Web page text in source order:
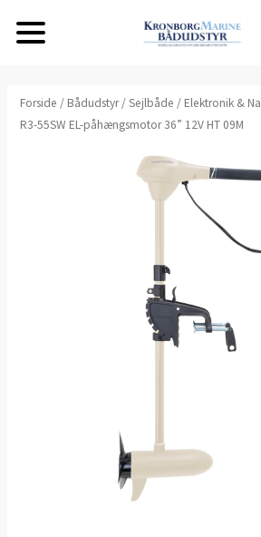
Forside / Bådudstyr/Sejlbåde / Elektronik &
R3-55SW EL-påhængsmotor 36” 12V HT 09M